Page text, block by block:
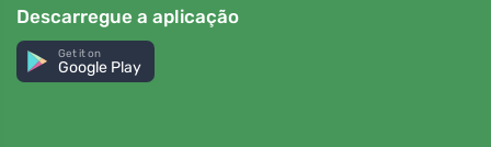
Descarregue a aplicação
Get it on
Google Play